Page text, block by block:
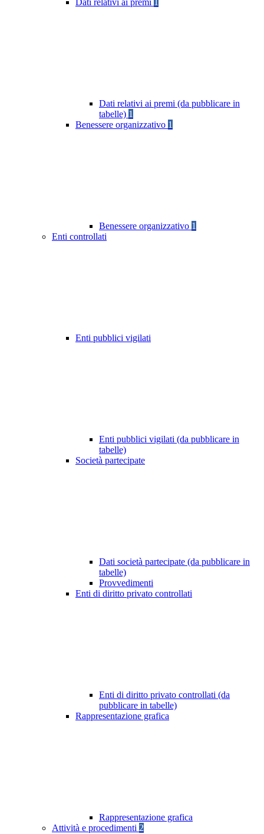
Dati relativi ai premi
Dati relativi ai premi (da pubblicare in
tabelle) 1
Benessere organizzativo 1
Benessere organizzativo 1
Enti controllati
Enti pubblici vigilati
Enti pubblici vigilati (da pubblicare in
tabelle)
Società partecipate
Dati società partecipate (da pubblicare in
tabelle)
Provvedimenti
Enti di diritto privato controllati
Enti di diritto privato controllati (da
pubblicare in tabelle)
Rappresentazione grafica
Rappresentazione grafica
Attività e procedimenti 2